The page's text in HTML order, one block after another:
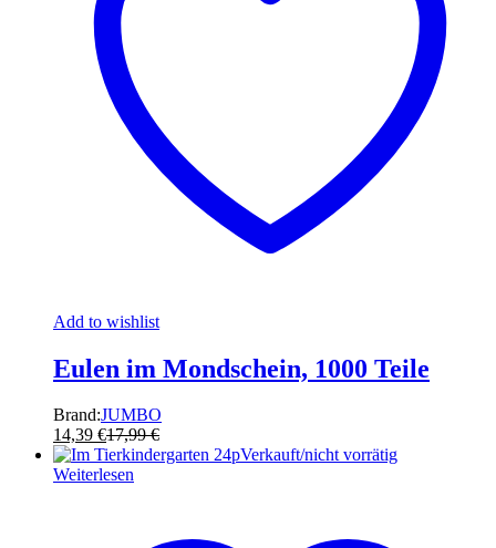
Add to wishlist
Eulen im Mondschein, 1000 Teile
Brand:JUMBO
14,39 €17,99€
Verkauft/nicht vorrätig
Weiterlesen